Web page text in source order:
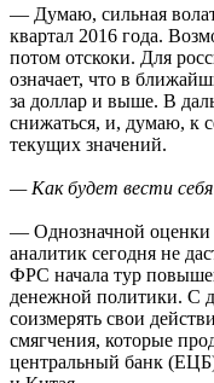
— Думаю, сильная
квартал 2016 года.
потом отскоки. Для
означает, что в
за доллар и выше. В
снижаться, и, думаю, к
текущих значений.
— Как будет вести
— Однозначной оценки
аналитик сегодня не
ФРС начала тур
денежной политики. С
соизмерять свои
смягчения, которые
центральный банк